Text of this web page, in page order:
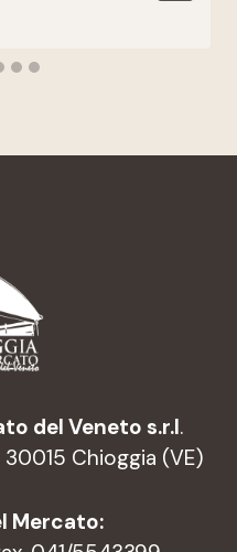
del Veneto s.r.l.
Chioggia (VE)
Mercato: